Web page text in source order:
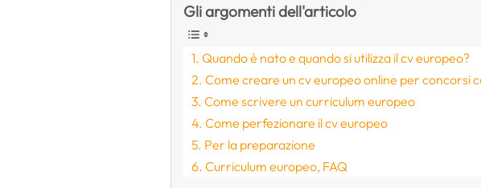
Gli argomenti dell'articolo
Quando è nato e quando si utilizza il cv europeo?
Come creare un cv europeo online per concorsi
Come scrivere un curriculum europeo
Come perfezionare il cv europeo
Per la preparazione
Curriculum europeo, FAQ